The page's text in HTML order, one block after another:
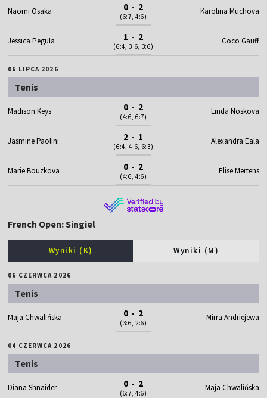
Naomi Osaka 0 - 2
(6:7, 4:6)
Karolina Muchova
Jessica Pegula 1 - 2
(6:4, 3:6, 3:6)
Coco Gauff
06 LIPCA 2026
Tenis
Madison Keys 0 - 2
(4:6, 6:7)
Linda Noskova
Jasmine Paolini 2 - 1
(6:4, 4:6, 6:3)
Alexandra Eala
Marie Bouzkova 0 - 2
(4:6, 4:6)
Elise Mertens
French Open: Singiel
Wyniki (K) Wyniki (M)
06 CZERWCA 2026
Tenis
Maja Chwalińska 0 - 2
(3:6, 2:6)
Mirra Andriejewa
04 CZERWCA 2026
Tenis
Diana Shnaider 0 - 2
(6:7, 4:6)
Maja Chwalińska